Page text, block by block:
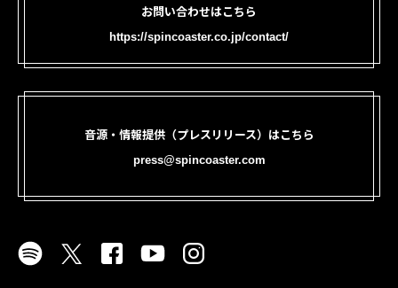
お問い合わせはこちら
https://spincoaster.co.jp/contact/
音源・情報提供（プレスリリース）はこちら
press@spincoaster.com